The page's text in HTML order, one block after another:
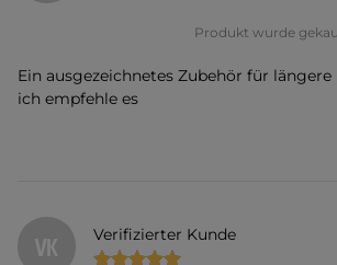
Produkt wurde
Ein ausgezeichnetes Zubehör für
ich empfehle es
VK Verifizierter Kunde